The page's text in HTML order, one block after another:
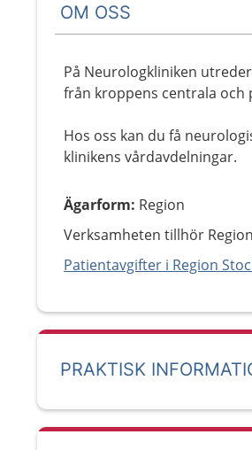
OM OSS
På Neurologkliniken
från kroppens centrala och
Hos oss kan du få
klinikens vårdavdelningar.
Ägarform: Region
Verksamheten tillhör
Patientavgifter i Region
PRAKTISK